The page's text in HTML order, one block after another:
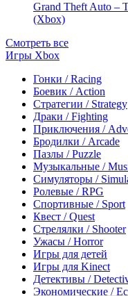
Grand Theft Auto –
(Xbox)
Смотреть все
Игры Xbox
Гонки / Racing
Боевик / Action
Стратегии / Strategy
Драки / Fighting
Приключения /
Бродилки / Arcade
Пазлы / Puzzle
Музыкальные /
Симуляторы /
Ролевые / RPG
Спортивные / Sport
Квест / Quest
Стрелялки / Shooter
Ужасы / Horror
Игры для детей
Игры для Kinect
Детективы /
Экономические /